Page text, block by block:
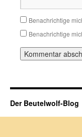
Benachrichtige
Benachrichtige
Der Beutelwolf-Blog